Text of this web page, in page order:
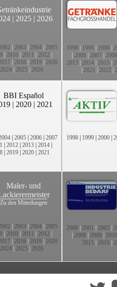
| 2025 | 2026
2003 2004 2005
2010 2011 2012
2018 2019 2020
2024| 2025| 2026
1998 1999 2000
2006 2007 2008
2013 2014 2015
2021 2022
BBI Español
| 2020 | 2021
| 2005 | 2006 | 2007
| 2012 | 2013 | 2014 |
| 2019 | 2020 | 2021
1998 | 1999 | 2000 |
Maler- und
Zu den Mitteilungen
2003 2004 2005
2010 2011 2012
2018 2019 2020
2024| 2025| 2026
2000 2001 2002
2008 2009 2010
2015 2016